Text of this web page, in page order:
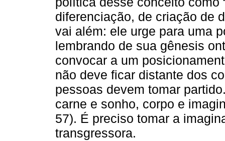
diferenciação, de criação de
vai além: ele urge para uma
lembrando de sua gênesis
convocar a um
não deve ficar distante dos
pessoas devem tomar
carne e sonho, corpo e
57). É preciso tomar a
transgressora.